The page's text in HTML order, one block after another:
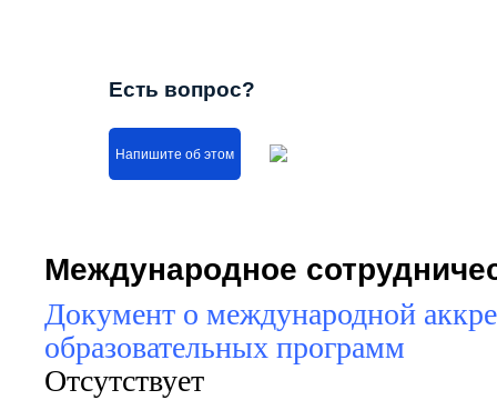
Есть вопрос?
Напишите об этом
Международное
Документ о международной
образовательных программ
Отсутствует